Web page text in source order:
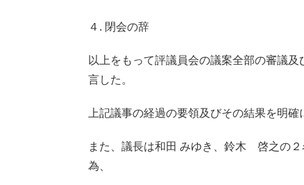
４. 閉会の辞
以上をもって評議員会の議案全部の審議
言した。
上記議事の経過の要領及びその結果を明
また、議長は和田 みゆき、鈴木 啓之の
為、